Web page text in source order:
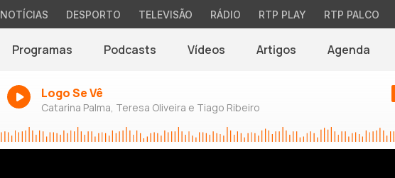
NOTÍCIAS DESPORTO TELEVISÃO RÁDIO RTP PLAY RTP PALCO
Programas Podcasts Vídeos Artigos Agenda
Logo Se Vê
Catarina Palma, Teresa Oliveira e Tiago Ribeiro